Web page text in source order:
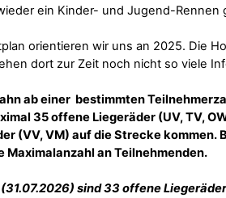
ein Kinder- und Jugend-Rennen
orientieren wir uns an 2025. Die
dort zur Zeit noch nicht so viele
ab einer bestimmten
35 offene Liegeräder (UV, TV,
(VV, VM) auf die Strecke kommen.
Maximalanzahl an Teilnehmenden.
sind 33 offene